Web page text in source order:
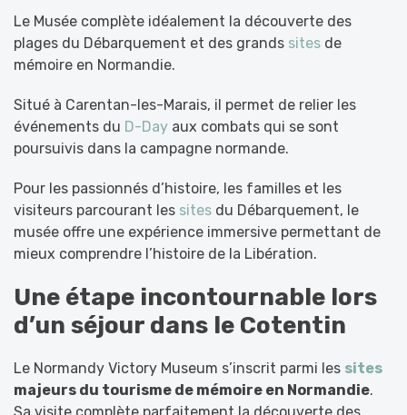
Le Musée complète idéalement la découverte des
plages du Débarquement et des grands sites de
mémoire en Normandie.
Situé à Carentan-les-Marais, il permet de relier les
événements du D-Day aux combats qui se sont
poursuivis dans la campagne normande.
Pour les passionnés d’histoire, les familles et les
visiteurs parcourant les sites du Débarquement, le
musée offre une expérience immersive permettant de
mieux comprendre l’histoire de la Libération.
Une étape incontournable lors
d’un séjour dans le Cotentin
Le Normandy Victory Museum s’inscrit parmi les sites
majeurs du tourisme de mémoire en Normandie.
Sa visite complète parfaitement la découverte des